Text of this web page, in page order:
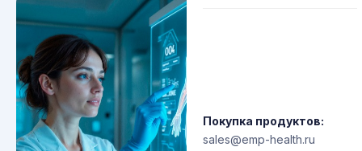
Покупка продуктов:
sales@emp-health.ru